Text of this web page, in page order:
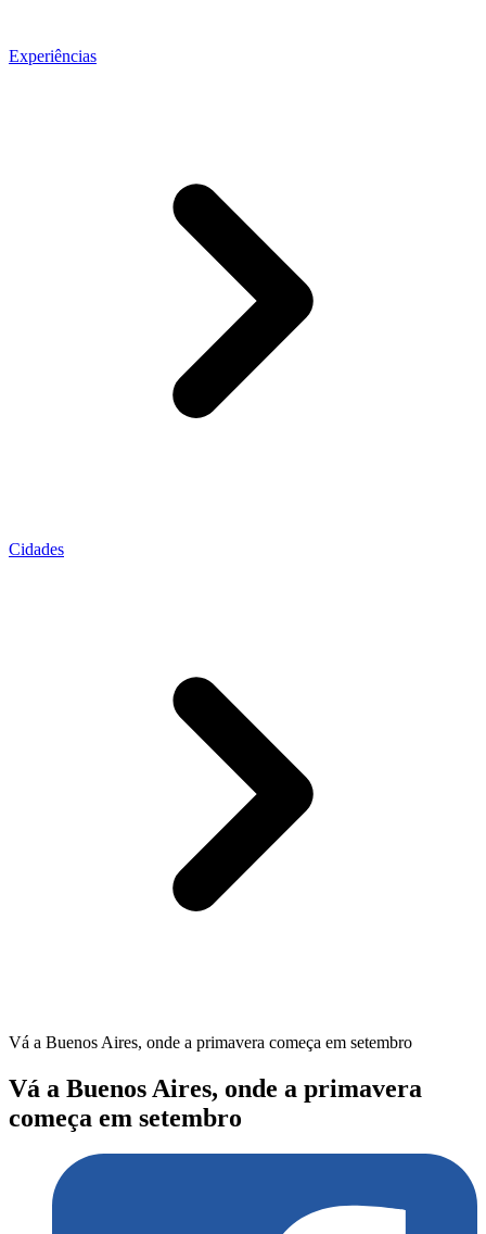
Experiências
Cidades
Vá a Buenos Aires, onde a primavera começa em setembro
Vá a Buenos Aires, onde a primavera
começa em setembro